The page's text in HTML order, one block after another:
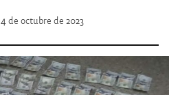
4 de octubre de 2023